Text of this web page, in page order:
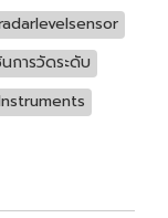
การวัดระดับ